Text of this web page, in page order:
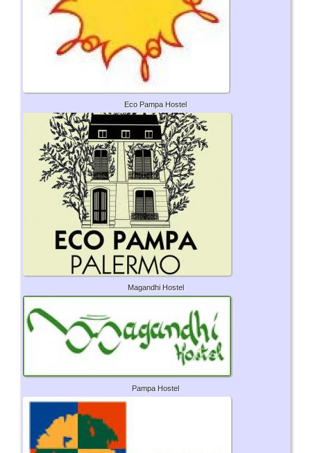
Eco Pampa Hostel
Magandhi Hostel
Pampa Hostel